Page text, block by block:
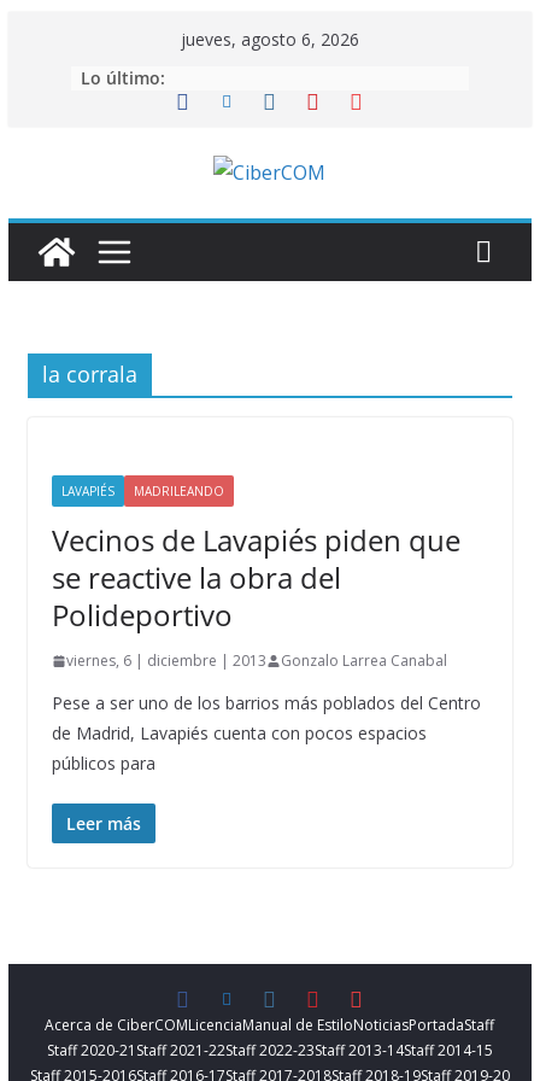
jueves, agosto 6, 2026
Lo último:
la corrala
LAVAPIÉS MADRILEANDO
Vecinos de Lavapiés piden que
se reactive la obra del
Polideportivo
viernes, 6 | diciembre | 2013 Gonzalo Larrea Canabal
Pese a ser uno de los barrios más poblados del Centro
de Madrid, Lavapiés cuenta con pocos espacios
públicos para
Leer más
Acerca de CiberCOMLicenciaManual de EstiloNoticiasPortadaStaff
Staff 2020-21 Staff 2021-22Staff 2022-23Staff 2013-14Staff 2014-15
Staff 2015-2016Staff 2016-17Staff 2017-2018Staff 2018-19Staff 2019-20